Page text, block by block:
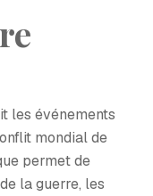
les événements
mondial de
permet de
la guerre, les